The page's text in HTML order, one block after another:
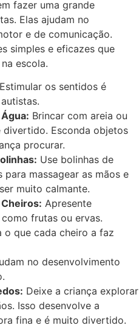
fazer uma grande
Elas ajudam no
e de comunicação.
simples e eficazes que
escola.
Estimular os sentidos é
Brincar com areia ou
divertido. Esconda objetos
procurar.
Use bolinhas de
massagear as mãos e
muito calmante.
Apresente
frutas ou ervas.
o que cada cheiro a faz
no desenvolvimento
Deixe a criança explorar
Isso desenvolve a
fina e é muito divertido.